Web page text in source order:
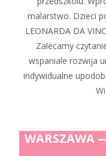
malarstwo. Dzieci
LEONARDA DA
Zalecamy
wspaniale rozwija
indywidualne
WARSZAWA